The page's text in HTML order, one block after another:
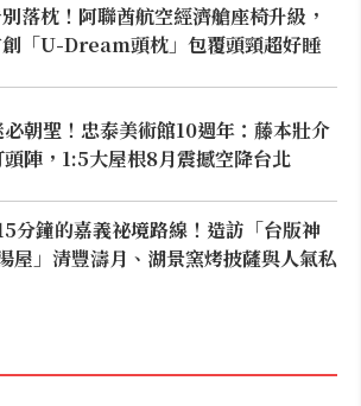
落枕！阿聯酋航空經濟艙座椅升級，
「U-Dream頭枕」包覆頭頸超好睡
必朝聖！忠泰美術館10週年：藤本壯介
陣，1:5大屋根8月震撼空降台北
分鐘的嘉義祕境路線！造訪「台版神
屋」清豐濤月、湖景窯烤披薩與人氣私